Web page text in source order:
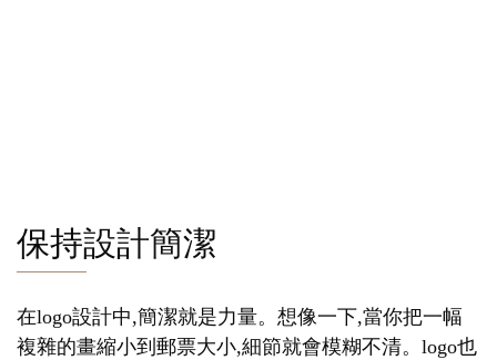
保持設計簡潔
在logo設計中,簡潔就是力量。想像一下,當你把一幅
複雜的畫縮小到郵票大小,細節就會模糊不清。logo也